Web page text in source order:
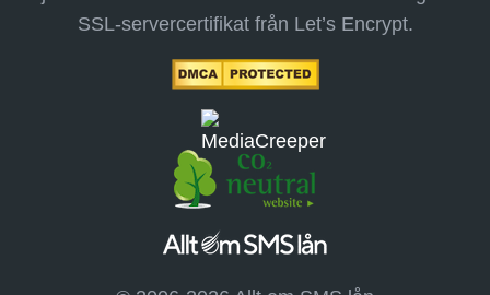
SSL-servercertifikat från Let’s Encrypt.